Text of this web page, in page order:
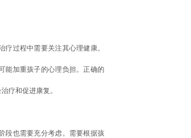
过程中需要关注其心理健康。
能加重孩子的心理负担。正确的
疗和促进康复。
也需要充分考虑。需要根据孩